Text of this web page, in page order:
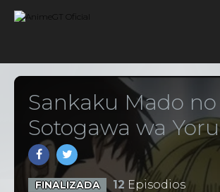
Sankaku Mado no
Sotogawa wa Yoru
FINALIZADA 12 Episodios